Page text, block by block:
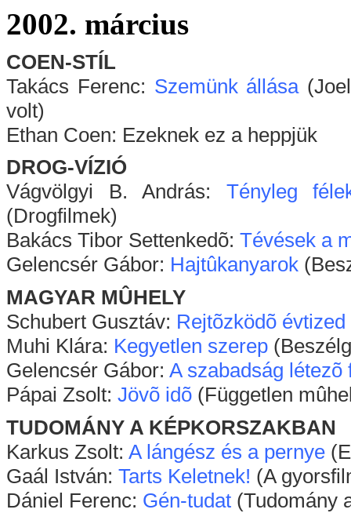
2002. március
COEN-STÍL
Takács Ferenc: Szemünk állása
volt)
Ethan Coen: Ezeknek ez a heppjük
DROG-VÍZIÓ
Vágvölgyi B. András: Tényleg
(Drogfilmek)
Bakács Tibor Settenkedõ: Tévések a
Gelencsér Gábor: Hajtûkanyarok
MAGYAR MÛHELY
Schubert Gusztáv: Rejtõzködõ évtized
Muhi Klára: Kegyetlen szerep
Gelencsér Gábor: A szabadság létezõ
Pápai Zsolt: Jövõ idõ (Független
TUDOMÁNY A KÉPKORSZAKBAN
Karkus Zsolt: A lángész és a pernye
Gaál István: Tarts Keletnek! (A
Dániel Ferenc: Gén-tudat (Tudomány